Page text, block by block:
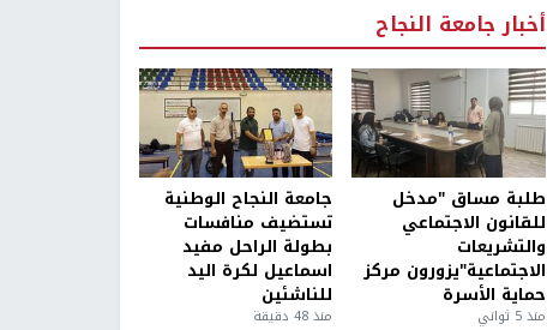
أخبار جامعة النجاح
طلبة مساق "مدخل
للقانون الاجتماعي
والتشريعات
الاجتماعية"يزورون مركز
حماية الأسرة
منذ 5 ثواني
جامعة النجاح الوطنية
تستضيف منافسات
بطولة الراحل مفيد
اسماعيل لكرة اليد
للناشئين
منذ 48 دقيقة